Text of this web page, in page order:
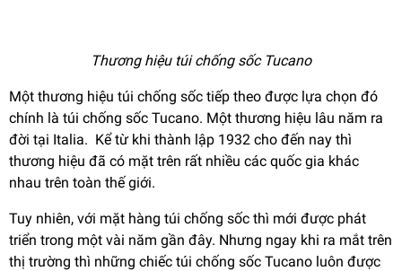
Thương hiệu túi chống sốc Tucano
Một thương hiệu túi chống sốc tiếp theo được lựa chọn đó
chính là túi chống sốc Tucano. Một thương hiệu lâu năm ra
đời tại Italia. Kể từ khi thành lập 1932 cho đến nay thì
thương hiệu đã có mặt trên rất nhiều các quốc gia khác
nhau trên toàn thế giới.
Tuy nhiên, với mặt hàng túi chống sốc thì mới được phát
triển trong một vài năm gần đây. Nhưng ngay khi ra mắt trên
thị trường thì những chiếc túi chống sốc Tucano luôn được